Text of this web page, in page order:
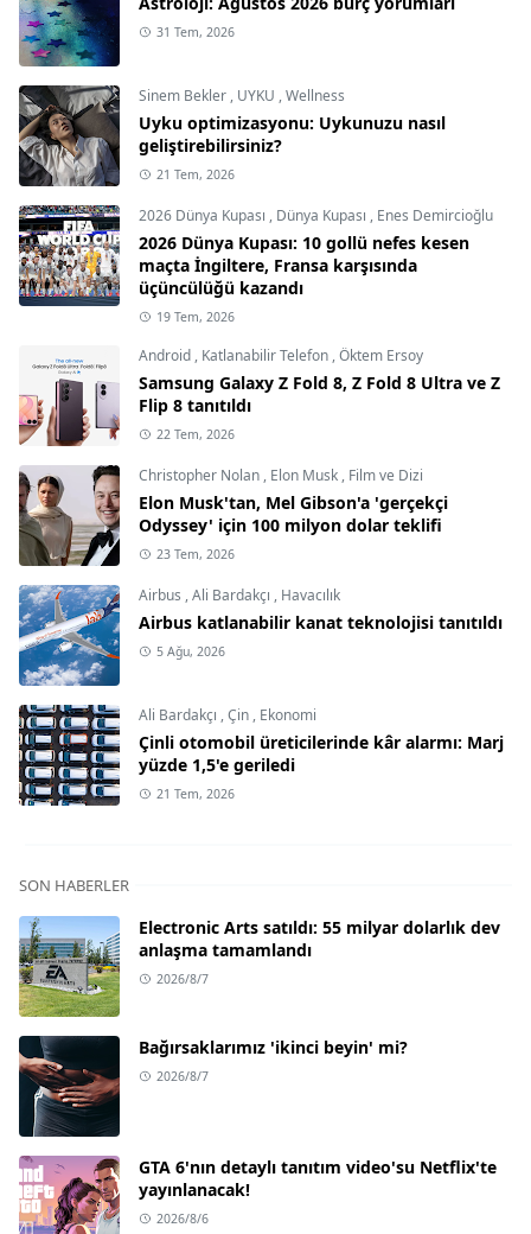
31 Tem, 2026
Sinem Bekler , UYKU ,Wellness
Uyku optimizasyonu: Uykunuzu nasıl
geliştirebilirsiniz?
21 Tem, 2026
2026 Dünya Kupası , Dünya Kupası , Enes Demircioğlu
2026 Dünya Kupası: 10 gollü nefes kesen
maçta İngiltere, Fransa karşısında
üçüncülüğü kazandı
19 Tem, 2026
Android , Katlanabilir Telefon ,Öktem Ersoy
Samsung Galaxy Z Fold 8, Z Fold 8 Ultra ve Z
Flip 8 tanıtıldı
22 Tem, 2026
Christopher Nolan , Elon Musk , Film ve Dizi
Elon Musk'tan, Mel Gibson'a 'gerçekçi
Odyssey' için 100 milyon dolar teklifi
23 Tem, 2026
Airbus ,Ali Bardakçı , Havacılık
Airbus katlanabilir kanat teknolojisi tanıtıldı
5 Ağu, 2026
Ali Bardakçı ,Çin , Ekonomi
Çinli otomobil üreticilerinde kâr alarmı: Marj
yüzde 1,5'e geriledi
21 Tem, 2026
SON HABERLER
Electronic Arts satıldı: 55 milyar dolarlık dev
anlaşma tamamlandı
2026/8/7
Bağırsaklarımız 'ikinci beyin' mi?
2026/8/7
GTA 6'nın detaylı tanıtım video'su Netflix'te
yayınlanacak!
2026/8/6